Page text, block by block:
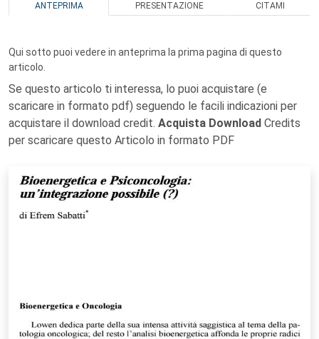
ANTEPRIMA PRESENTAZIONE CITAMI
Qui sotto puoi vedere in anteprima la prima pagina di questo
articolo.
Se questo articolo ti interessa, lo puoi acquistare (e
scaricare in formato pdf) seguendo le facili indicazioni per
acquistare il download credit. Acquista Download Credits
per scaricare questo Articolo in formato PDF